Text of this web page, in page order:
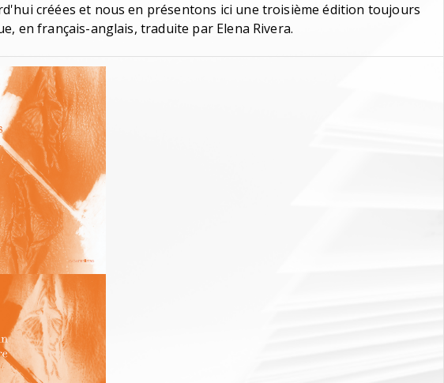
créées et nous en présentons ici une troisième édition toujours
en français-anglais, traduite par Elena Rivera.